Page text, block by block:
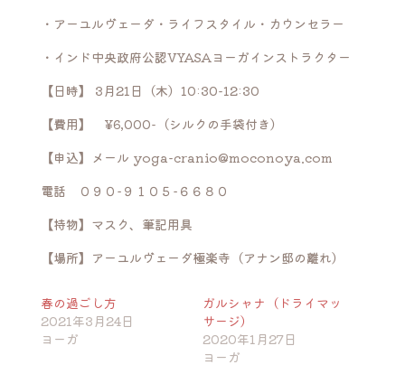
・アーユルヴェーダ・ライフスタイル・カウンセラー
・インド中央政府公認VYASAヨーガインストラクター
【日時】 3月21日（木）10:30-12:30
【費用】 ¥6,000-（シルクの手袋付き）
【申込】メール yoga-cranio@moconoya.com
電話 ０９０−９１０５−６６８０
【持物】 マスク、筆記用具
【場所】アーユルヴェーダ極楽寺（アナン邸の離れ）
春の過ごし方
2021年3月24日
ヨーガ
ガルシャナ（ドライマッ
サージ）
2020年1月27日
ヨーガ